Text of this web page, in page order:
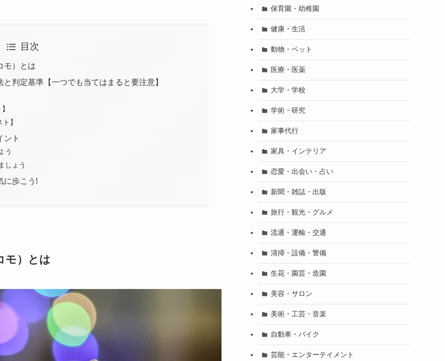
目次
モ）とは
判定基準【一つでも当てはまると要注意】
】
ント
う
しょう
に歩こう!
モ）とは
保育園・幼稚園
健康・生活
動物・ペット
医療・医薬
大学・学校
学術・研究
家事代行
家具・インテリア
恋愛・出会い・占い
新聞・雑誌・出版
旅行・観光・グルメ
流通・運輸・交通
清掃・設備・警備
生花・園芸・造園
美容・サロン
美術・工芸・音楽
自動車・バイク
芸能・エンターテイメント